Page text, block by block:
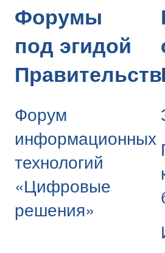
Форумы
под эгидой
Форум
информационных
технологий
«Цифровые
решения»